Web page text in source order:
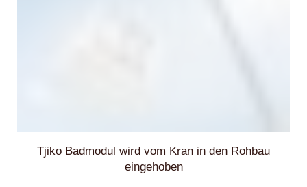
Tjiko Badmodul wird vom Kran in den Rohbau
eingehoben